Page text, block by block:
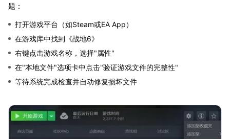
题：
打开游戏平台（如Steam或EA App）
在游戏库中找到《战地6》
右键点击游戏名称，选择"属性"
在"本地文件"选项卡中点击"验证游戏文件的完整性"
等待系统完成检查并自动修复损坏文件